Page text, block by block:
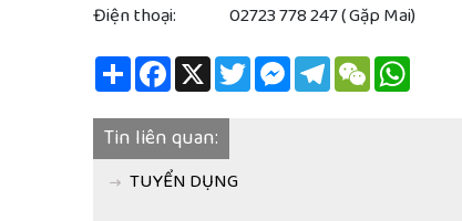
Điện thoại: 02723 778 247 ( Gặp Mai)
ShareFacebook
X TwitterMessenger
Telegram
WeChat
Tin liên quan:
TUYỂN DỤNG